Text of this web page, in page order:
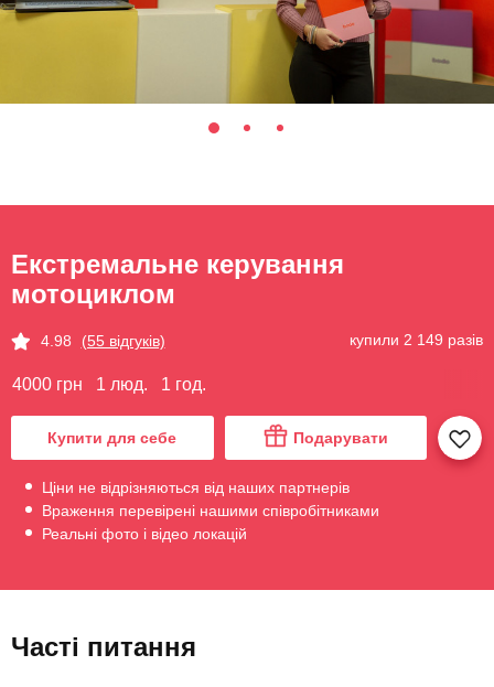
Екстремальне керування
мотоциклом
4.98 (55 відгуків) купили 2 149 разів
4000 грн 1 люд. 1 год.
Купити для себе Подарувати
Ціни не відрізняються від наших партнерів
Враження перевірені нашими співробітниками
Реальні фото і відео локацій
Часті питання